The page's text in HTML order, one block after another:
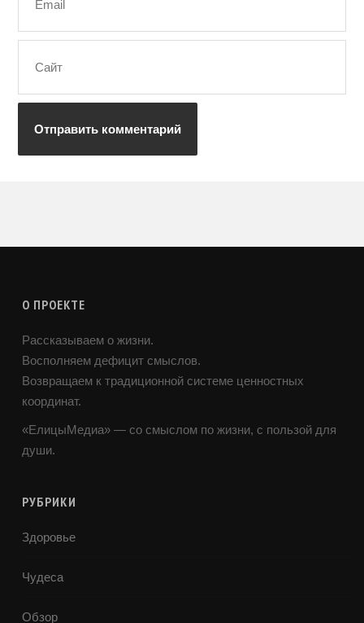
О ПРОЕКТЕ
Рассказываем о жизни.
Восполняем дефицит смыслов.
Возвращаем к традиционной системе ценностных
координат.
«ЕлицыМедиа» — со смыслом по жизни, с пользой для
души.
РУБРИКИ
Здоровье
Чудеса
Обзор